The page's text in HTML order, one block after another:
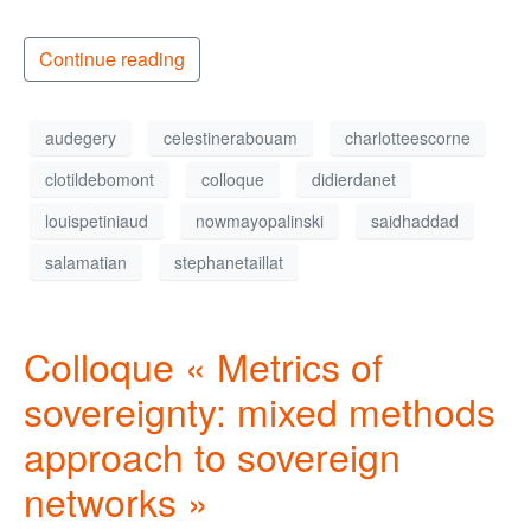
Continue reading
audegery celestinerabouam
charlotteescorne
clotildebomont
colloque
didierdanet
louispetiniaud
nowmayopalinski
saidhaddad
salamatian
stephanetaillat
Colloque « Metrics of
sovereignty: mixed methods
approach to sovereign
networks »